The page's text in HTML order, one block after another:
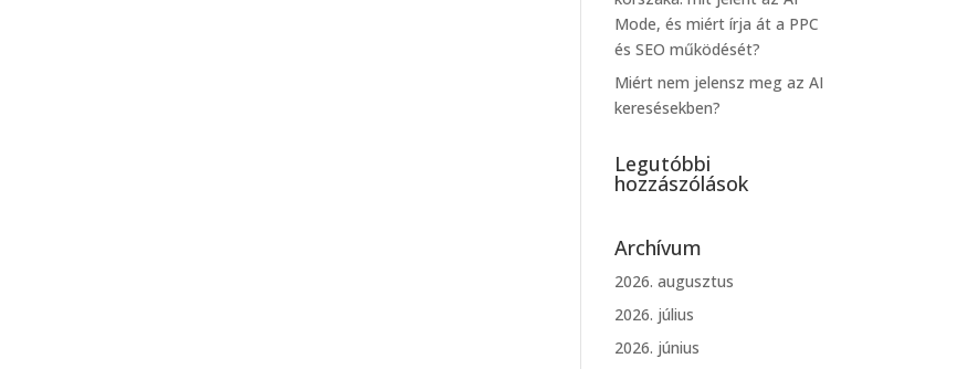
Mode, és miért írja át a PPC
és SEO működését?
Miért nem jelensz meg az AI
keresésekben?
Legutóbbi
hozzászólások
Archívum
2026. augusztus
2026. július
2026. június